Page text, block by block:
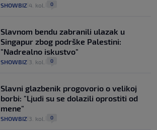
SHOWBIZ 4. kol. 0
Slavnom bendu zabranili ulazak u
Singapur zbog podrške Palestini:
"Nadrealno iskustvo"
SHOWBIZ 3. kol. 0
Slavni glazbenik progovorio o velikoj
borbi: "Ljudi su se dolazili oprostiti od
mene"
SHOWBIZ 3. kol. 0